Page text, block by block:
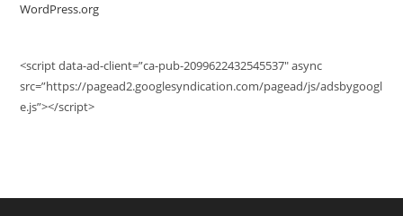
WordPress.org
<script data-ad-client=”ca-pub-2099622432545537″ async
src=”https://pagead2.googlesyndication.com/pagead/js/adsbygoogl
e.js”></script>